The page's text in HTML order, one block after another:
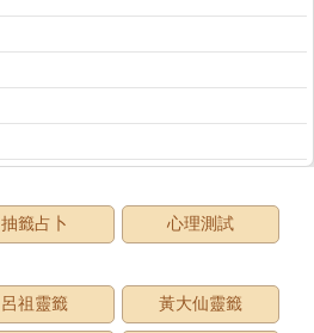
抽籤占卜 心理測試
呂祖靈籤 黃大仙靈籤